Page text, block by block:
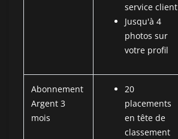
service client
Jusqu'à 4
photos sur
votre profil
Abonnement
Argent 3
mois
20
placements
en tête de
classement